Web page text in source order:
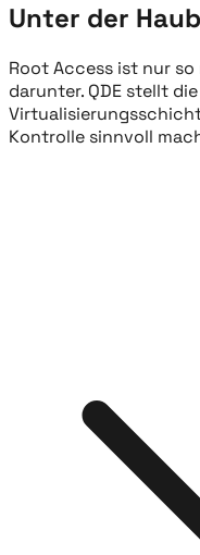
Unter der
Root Access ist nur
darunter. QDE stellt
Kontrolle sinnvoll